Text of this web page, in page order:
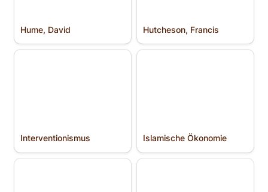
Hume, David Hutcheson, Francis
Interventionismus
Interventionismus
Islamische Ökonomie
Islamische Ökonomie
Kant, Immanuel Kapitalismus